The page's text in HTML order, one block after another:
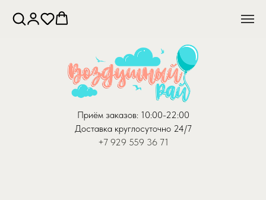
Приём заказов: 10:00-22:00
Доставка круглосуточно 24/7
+7 929 559 36 71